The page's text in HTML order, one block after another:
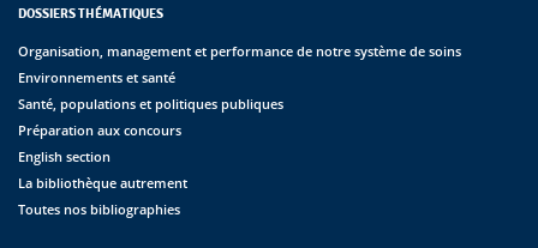
DOSSIERS THÉMATIQUES
Organisation, management et performance de notre système de soins
Environnements et santé
Santé, populations et politiques publiques
Préparation aux concours
English section
La bibliothèque autrement
Toutes nos bibliographies